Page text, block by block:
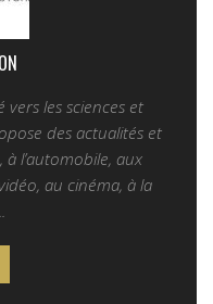
les sciences et
des actualités et
l’automobile, aux
au cinéma, à la